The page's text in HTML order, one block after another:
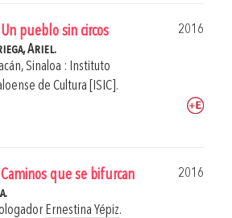
pueblo sin circos
2016
Ariel.
Sinaloa : Instituto
de Cultura [ISIC].
que se bifurcan
2016
Ernestina Yépiz.